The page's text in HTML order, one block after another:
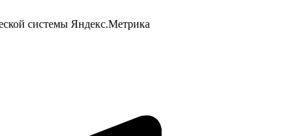
системы Яндекс.Метрика